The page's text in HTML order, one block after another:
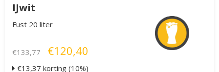
IJwit
Fust 20 liter
€133,77 €120,40
€13,37 korting (10%)